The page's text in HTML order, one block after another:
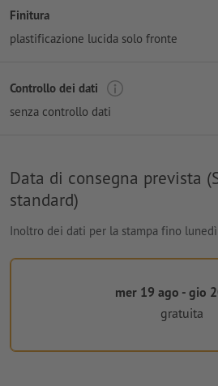
Finitura
plastificazione lucida solo fronte
Controllo dei dati
senza controllo dati
Data di consegna prevista
standard)
Inoltro dei dati per la stampa fino
mer 19 ago - gio
gratuita